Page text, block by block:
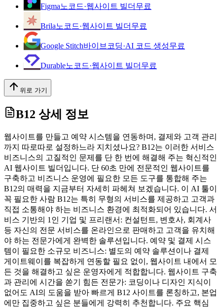
Figma노코드·웹사이트 빌더 무료
Brila노코드·웹사이트 빌더 무료
Google Stitch바이브코딩·AI 코드 생성무료
Durable노코드·웹사이트 빌더 무료
위로 가기
B12 상세 정보
웹사이트를 만들고 예약 시스템을 연동하며, 결제와 고객 관리
까지 따로따로 설정하느라 지치셨나요? B12는 이러한 서비스
비즈니스의 고질적인 문제를 단 한 번에 해결해 주는 혁신적인
AI 웹사이트 빌더입니다. 단 60초 만에 전문적인 웹사이트를
구축하고 비즈니스 운영에 필요한 모든 도구를 통합해 주는
B12의 매력을 지금부터 자세히 파헤쳐 보겠습니다. 이 AI 툴이
꼭 필요한 사람 B12는 특히 무형의 서비스를 제공하고 고객과
직접 소통해야 하는 비즈니스 환경에 최적화되어 있습니다. 서
비스 기반의 1인 기업 및 프리랜서: 컨설턴트, 변호사, 회계사
등 자신의 전문 서비스를 온라인으로 판매하고 고객을 유치해
야 하는 전문가에게 완벽한 솔루션입니다. 예약 및 결제 시스
템이 필요한 소규모 비즈니스: 별도의 예약 솔루션이나 결제
게이트웨이를 복잡하게 연동할 필요 없이, 웹사이트 내에서 모
든 것을 해결하고 싶은 운영자에게 적합합니다. 웹사이트 구축
과 관리에 시간을 쏟기 힘든 전문가: 코딩이나 디자인 지식이
없어도 AI의 도움을 받아 빠르게 B12 사이트를 론칭하고, 본업
에만 집중하고 싶은 분들에게 강력히 추천합니다. 주요 핵심